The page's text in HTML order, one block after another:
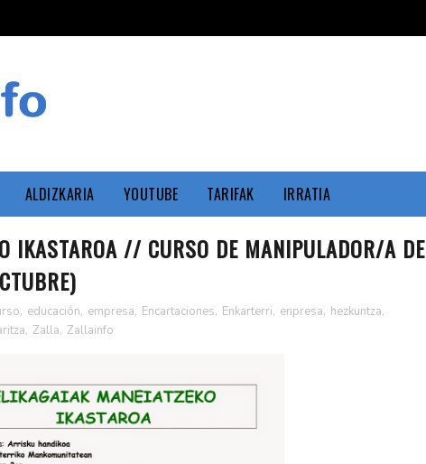
ALDIZKARIA YOUTUBE TARIFAK IRRATIA
IKASTAROA // CURSO DE MANIPULADOR/A DE
, educación, empresa, Encartaciones, Enkarterri, enpresa, hezkuntza,
, Zalla, Zallainfo